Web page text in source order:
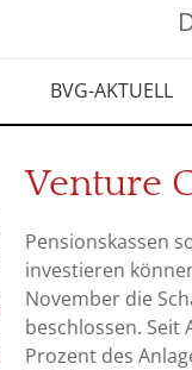
BVG-AKTUELL
Venture
Pensionskassen
investieren
November die
beschlossen. Seit
Prozent des